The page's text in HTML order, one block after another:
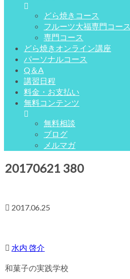
どら焼きコース
フルーツ大福専門コース
専門コース
どら焼きオンライン講座
パーソナルコース
Q＆A
講習日程
料金・お支払い
無料コンテンツ
無料相談
ブログ
メルマガ
20170621 380
2017.06.25
水内 啓介
和菓子の実践学校